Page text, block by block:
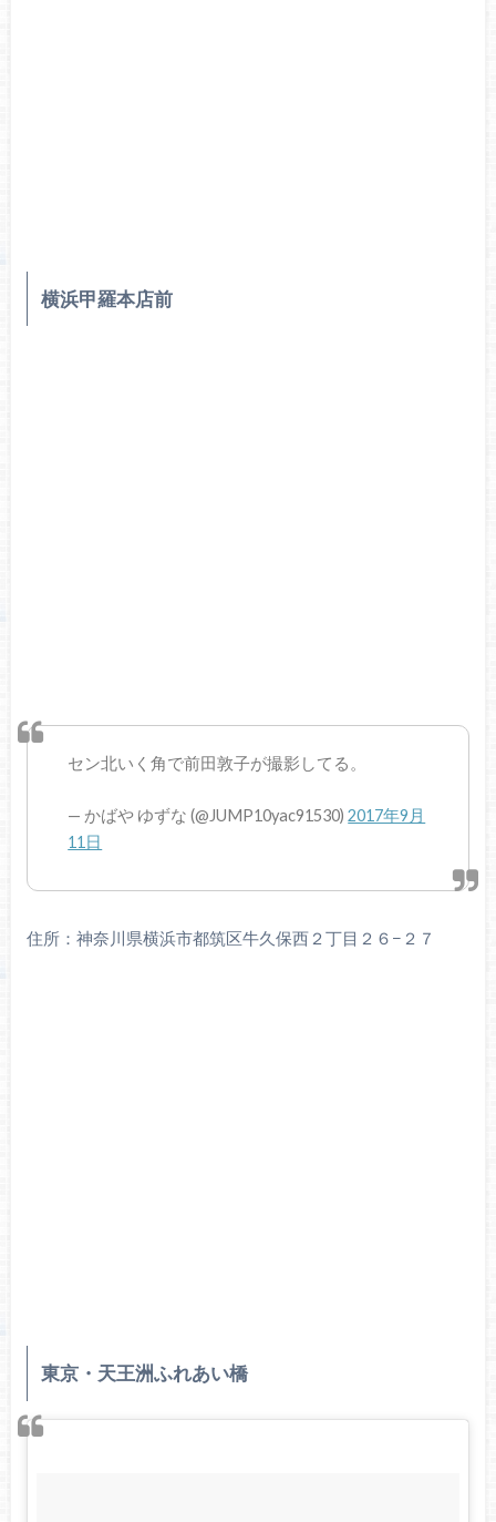
横浜甲羅本店前
セン北いく角で前田敦子が撮影してる。
— かばや ゆずな (@JUMP10yac91530)2017年9月
11日
住所：神奈川県横浜市都筑区牛久保西２丁目２６−２７
東京・天王洲ふれあい橋